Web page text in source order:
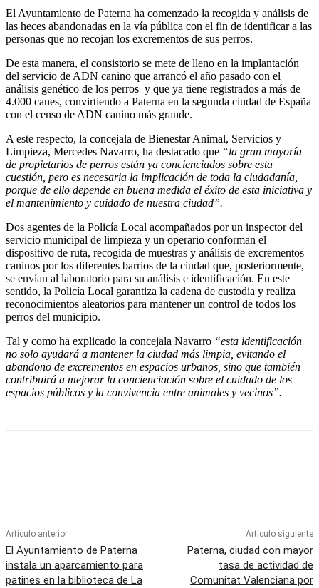
El Ayuntamiento de Paterna ha comenzado la recogida y análisis de
las heces abandonadas en la vía pública con el fin de identificar a las
personas que no recojan los excrementos de sus perros.
De esta manera, el consistorio se mete de lleno en la implantación
del servicio de ADN canino que arrancó el año pasado con el
análisis genético de los perros y que ya tiene registrados a más de
4.000 canes, convirtiendo a Paterna en la segunda ciudad de España
con el censo de ADN canino más grande.
A este respecto, la concejala de Bienestar Animal, Servicios y
Limpieza, Mercedes Navarro, ha destacado que “la gran mayoría
de propietarios de perros están ya concienciados sobre esta
cuestión, pero es necesaria la implicación de toda la ciudadanía,
porque de ello depende en buena medida el éxito de esta iniciativa y
el mantenimiento y cuidado de nuestra ciudad”.
Dos agentes de la Policía Local acompañados por un inspector del
servicio municipal de limpieza y un operario conforman el
dispositivo de ruta, recogida de muestras y análisis de excrementos
caninos por los diferentes barrios de la ciudad que, posteriormente,
se envían al laboratorio para su análisis e identificación. En este
sentido, la Policía Local garantiza la cadena de custodia y realiza
reconocimientos aleatorios para mantener un control de todos los
perros del municipio.
Tal y como ha explicado la concejala Navarro “esta identificación
no solo ayudará a mantener la ciudad más limpia, evitando el
abandono de excrementos en espacios urbanos, sino que también
contribuirá a mejorar la concienciación sobre el cuidado de los
espacios públicos y la convivencia entre animales y vecinos”.
Artículo anterior
El Ayuntamiento de Paterna
instala un aparcamiento para
patines en la biblioteca de La
Artículo siguiente
Paterna, ciudad con mayor
tasa de actividad de
Comunitat Valenciana por